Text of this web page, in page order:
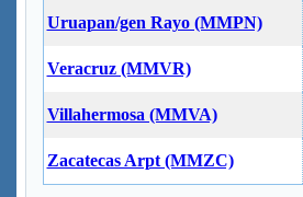
Uruapan/gen Rayo (MMPN)
Veracruz (MMVR)
Villahermosa (MMVA)
Zacatecas Arpt (MMZC)